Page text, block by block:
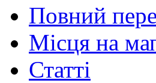
Повний
Місця на
Статті